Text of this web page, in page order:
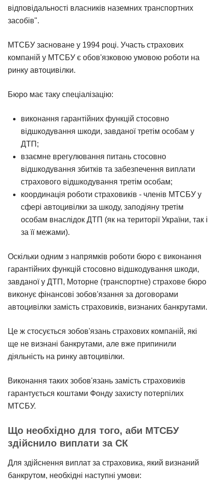
відповідальності власників наземних транспортних
засобів".
МТСБУ засноване у 1994 році. Участь страхових
компаній у МТСБУ є обов'язковою умовою роботи на
ринку автоцивілки.
Бюро має таку спеціалізацію:
виконання гарантійних функцій стосовно
відшкодування шкоди, завданої третім особам у
ДТП;
взаємне врегулювання питань стосовно
відшкодування збитків та забезпечення виплати
страхового відшкодування третім особам;
координація роботи страховиків - членів МТСБУ у
сфері автоцивілки за шкоду, заподіяну третім
особам внаслідок ДТП (як на території України, так і
за її межами).
Оскільки одним з напрямків роботи бюро є виконання
гарантійних функцій стосовно відшкодування шкоди,
завданої у ДТП, Моторне (транспортне) страхове бюро
виконує фінансові зобов'язання за договорами
автоцивілки замість страховиків, визнаних банкрутами.
Це ж стосується зобов'язань страхових компаній, які
ще не визнані банкрутами, але вже припинили
діяльність на ринку автоцивілки.
Виконання таких зобов'язань замість страховиків
гарантується коштами Фонду захисту потерпілих
МТСБУ.
Що необхідно для того, аби МТСБУ
здійснило виплати за СК
Для здійснення виплат за страховика, який визнаний
банкрутом, необхідні наступні умови: